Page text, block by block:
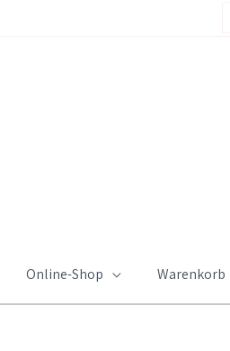
Online-Shop Warenkorb